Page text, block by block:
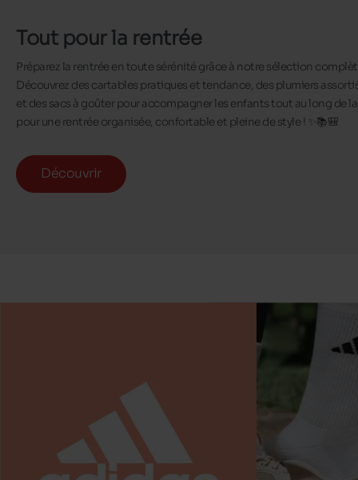
Tout pour la rentrée
Préparez la rentrée en toute sérénité grâce à notre sélection
Découvrez des cartables pratiques et tendance, des plumiers
et des sacs à goûter pour accompagner les enfants tout au long de
pour une rentrée organisée, confortable et pleine de style ! ✨📚🎒
Découvrir